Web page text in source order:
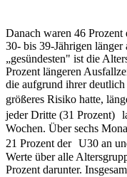
Danach waren 46 Prozent
30- bis 39-Jährigen
„gesündesten" ist die
Prozent längeren
die aufgrund ihrer deutlich
größeres Risiko hatte,
jeder Dritte (31 Prozent)
Wochen. Über sechs
21 Prozent der U30 an
Werte über alle
Prozent darunter.